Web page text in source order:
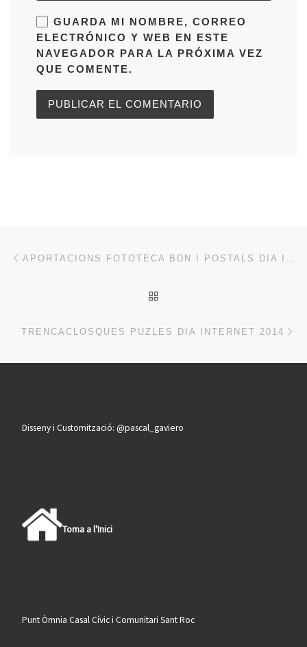
GUARDA MI NOMBRE, CORREO
ELECTRÓNICO Y WEB EN ESTE
NAVEGADOR PARA LA PRÓXIMA VEZ
QUE COMENTE.
Navegación de entradas
TRENCACLOSQUES PUZLES DIA INTERNET 2014
Disseny i Customització: @pascal_gaviero
Torna a l'Inici
Punt Òmnia Casal Cívic i Comunitari Sant Roc